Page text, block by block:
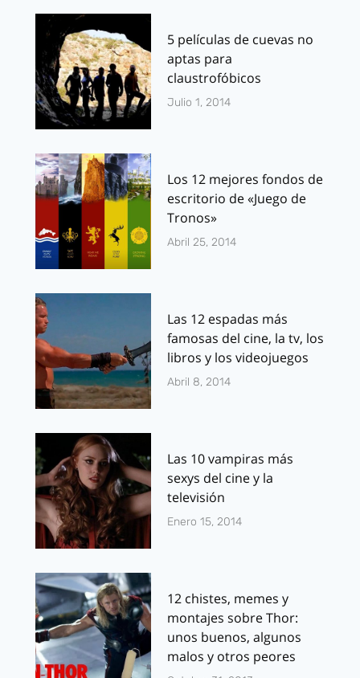
5 películas de cuevas no
aptas para
claustrofóbicos
Julio 1, 2014
Los 12 mejores fondos de
escritorio de «Juego de
Tronos»
Abril 25, 2014
Las 12 espadas más
famosas del cine, la tv, los
libros y los videojuegos
Abril 8, 2014
Las 10 vampiras más
sexys del cine y la
televisión
Enero 15, 2014
12 chistes, memes y
montajes sobre Thor:
unos buenos, algunos
malos y otros peores